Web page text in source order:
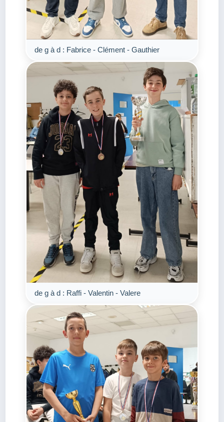
de g à d : Fabrice - Clément - Gauthier
de g à d : Raffi - Valentin - Valere